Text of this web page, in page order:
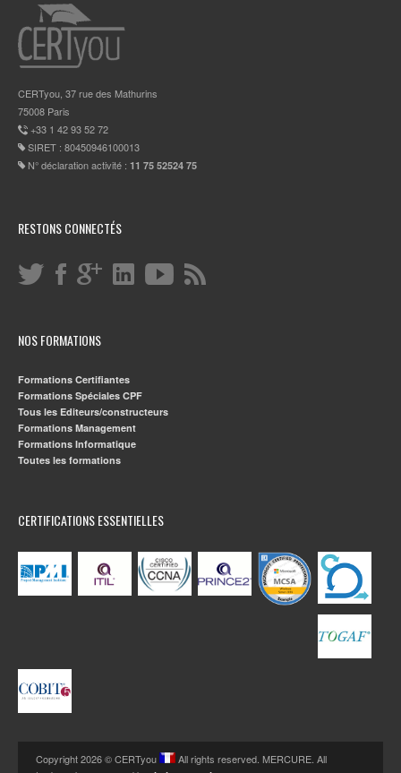
CERTyou, 37 rue des Mathurins
75008 Paris
+33 1 42 93 52 72
SIRET : 80450946100013
N° déclaration activité : 11 75 52524 75
RESTONS CONNECTÉS
NOS FORMATIONS
Formations Certifiantes
Formations Spéciales CPF
Tous les Editeurs/constructeurs
Formations Management
Formations Informatique
Toutes les formations
CERTIFICATIONS ESSENTIELLES
Copyright 2026 © CERTyou
All rights reserved. MERCURE. All